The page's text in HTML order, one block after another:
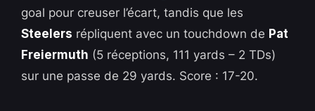
goal pour creuser l’écart, tandis que les
Steelers répliquent avec un touchdown de Pat
Freiermuth (5 réceptions, 111 yards – 2 TDs)
sur une passe de 29 yards. Score : 17-20.